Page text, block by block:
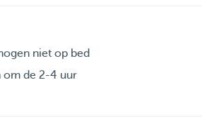
niet op bed
om de 2-4 uur